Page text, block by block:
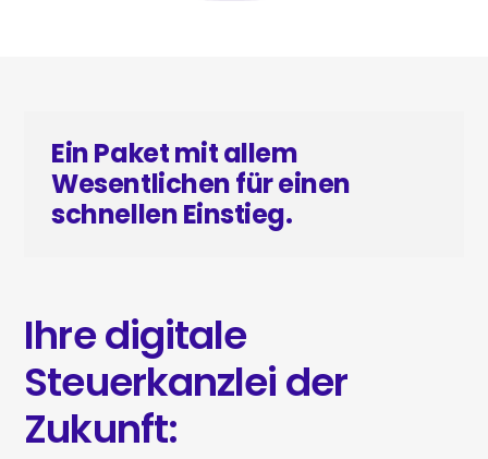
Ein Paket mit allem
Wesentlichen für einen
schnellen Einstieg.
Ihre digitale
Steuerkanzlei der
Zukunft: